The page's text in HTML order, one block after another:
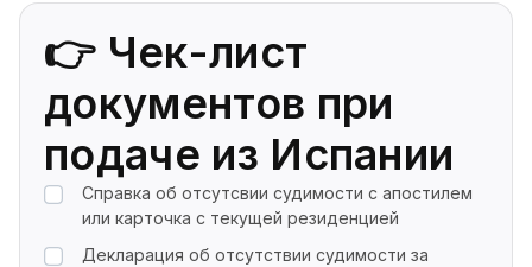
👉 Чек-лист
документов при
подаче из Испании
Справка об отсутсвии судимости с апостилем
или карточка с текущей резиденцией
Декларация об отсутствии судимости за